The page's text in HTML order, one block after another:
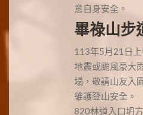
意自身安全。
畢祿山步
113年5月21日上
地震或颱風豪大
塌，敬請山友入
維護登山安全。
820林道入口坍